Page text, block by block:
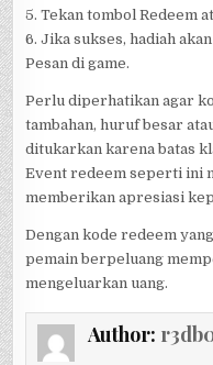
5. Tekan tombol Redeem
6. Jika sukses, hadiah
Pesan di game.
Perlu diperhatikan agar
tambahan, huruf besar
ditukarkan karena batas
Event redeem seperti ini
memberikan apresiasi
Dengan kode redeem
pemain berpeluang
mengeluarkan uang.
Author: